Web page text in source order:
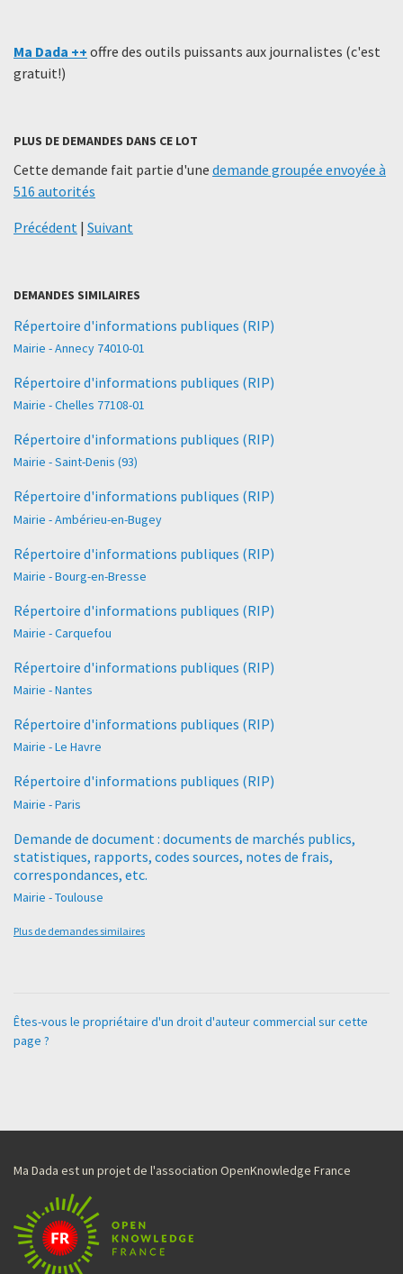
Ma Dada ++ offre des outils puissants aux journalistes (c'est
gratuit!)
PLUS DE DEMANDES DANS CE LOT
Cette demande fait partie d'une demande groupée envoyée à
516 autorités
Précédent | Suivant
DEMANDES SIMILAIRES
Répertoire d'informations publiques (RIP)
Mairie - Annecy 74010-01
Répertoire d'informations publiques (RIP)
Mairie - Chelles 77108-01
Répertoire d'informations publiques (RIP)
Mairie - Saint-Denis (93)
Répertoire d'informations publiques (RIP)
Mairie - Ambérieu-en-Bugey
Répertoire d'informations publiques (RIP)
Mairie - Bourg-en-Bresse
Répertoire d'informations publiques (RIP)
Mairie - Carquefou
Répertoire d'informations publiques (RIP)
Mairie - Nantes
Répertoire d'informations publiques (RIP)
Mairie - Le Havre
Répertoire d'informations publiques (RIP)
Mairie - Paris
Demande de document : documents de marchés publics,
statistiques, rapports, codes sources, notes de frais,
correspondances, etc.
Mairie - Toulouse
Plus de demandes similaires
Êtes-vous le propriétaire d'un droit d'auteur commercial sur cette
page ?
Ma Dada est un projet de l'association OpenKnowledge France